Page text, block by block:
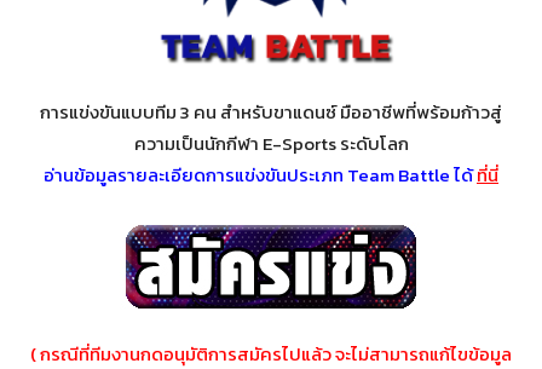
การแข่งขันแบบทีม 3 คน สำหรับขาแดนซ์ มืออาชีพที่พร้อมก้าวสู่
ความเป็นนักกีฬา E-Sports ระดับโลก
อ่านข้อมูลรายละเอียดการแข่งขันประเภท Team Battleได้ที่นี่
( กรณีที่ทีมงานกดอนุมัติการสมัครไปแล้ว จะไม่สามารถแก้ไขข้อมูล